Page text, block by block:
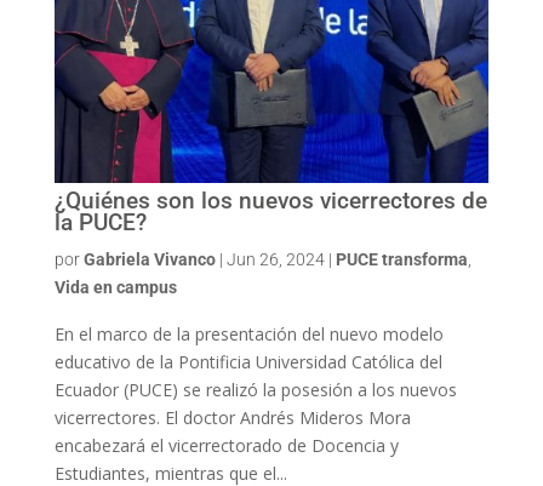
¿Quiénes son los nuevos vicerrectores de
la PUCE?
porGabriela Vivanco| Jun 26, 2024| PUCE transforma
Vida en campus
En el marco de la presentación del nuevo modelo
educativo de la Pontificia Universidad Católica del
Ecuador (PUCE) se realizó la posesión a los nuevos
vicerrectores. El doctor Andrés Mideros Mora
encabezará el vicerrectorado de Docencia y
Estudiantes, mientras que el...